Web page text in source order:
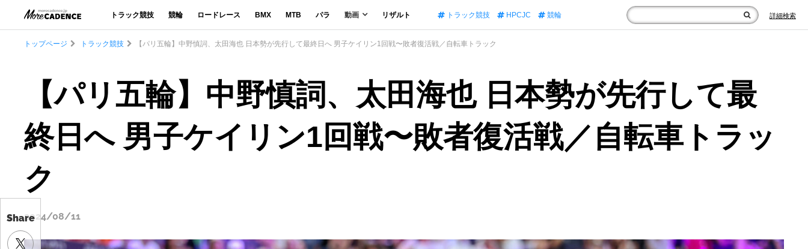
トラック競技 競輪 ロードレース BMX MTB パラ 動画 リザルト トラック競技 HPCJC 競輪 詳細検索
Share
トップページ トラック競技 【パリ五輪】中野慎詞、太田海也 日本勢が先行して最終日へ 男子ケイリン1回戦〜敗者復活戦／自転車トラック
【パリ五輪】中野慎詞、太田海也 日本勢が先行して最
終日へ 男子ケイリン1回戦〜敗者復活戦／自転車トラッ
ク
2024/08/11